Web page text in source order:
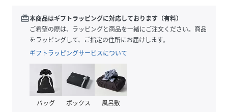
－Lilasのアイテムをご愛用いただくにあたって－
・ジュエリーは繊細です。衝撃や摩擦・引っかかりにはお気
をつけください。
・スポーツや入浴・炊事・就寝時には着用をお避けくださ
・極端に高温な場所や寒冷地では火傷や凍傷の原因になる恐
れがありますので着用を避けてください。
・ご使用中かゆみやかぶれを感じた際は着用を中止し、専門
redeem本商品はギフトラッピングに対応しております（有料）
ご希望の際は、ラッピングと商品を一緒にご注文ください。商品
をラッピングして、ご指定の住所にお届けします。
ギフトラッピングサービスについて
バッグ ボックス 風呂敷